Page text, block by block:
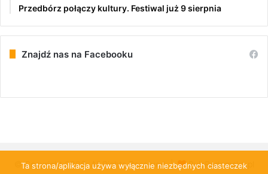
Przedbórz połączy kultury. Festiwal już 9 sierpnia
Znajdź nas na Facebooku
© Copyright 2026, All Rights Reserved | PulsRadomska.pl
Ta strona/aplikacja używa wyłącznie niezbędnych ciasteczek